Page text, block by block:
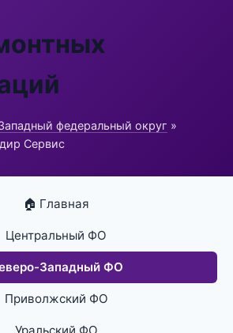
федеральный округ »
Сервис
🏠 Главная
Центральный ФО
Западный ФО
Приволжский ФО